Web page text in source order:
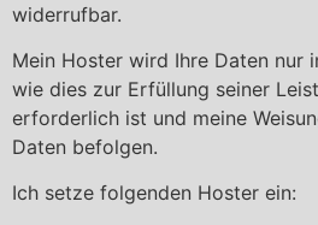
widerrufbar.
Mein Hoster wird Ihre Daten nur
wie dies zur Erfüllung seiner
erforderlich ist und meine
Daten befolgen.
Ich setze folgenden Hoster ein: